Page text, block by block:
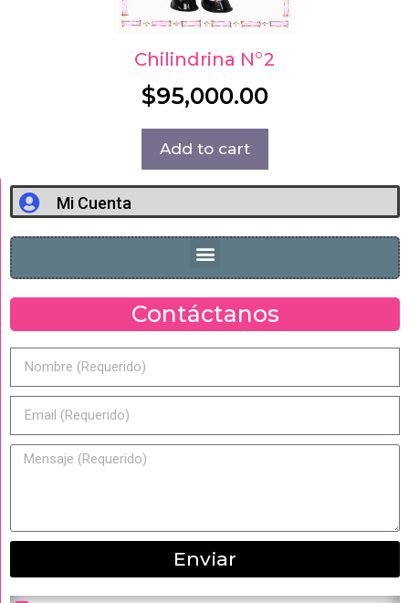
Chilindrina N°2
$95,000.00
Add to cart
Mi Cuenta
Contáctanos
Enviar